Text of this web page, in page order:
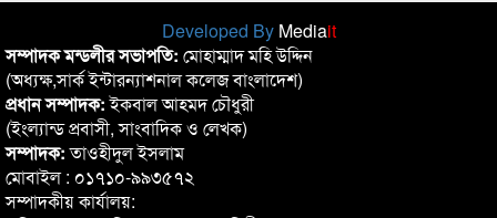
Developed By Mediait
সম্পাদক মন্ডলীর সভাপতি: মোহাম্মাদ মহি উদ্দিন
(অধ্যক্ষ,সার্ক ইন্টারন্যাশনাল কলেজ বাংলাদেশ)
প্রধান সম্পাদক:ইকবাল আহমদ চৌধুরী
(ইংল্যান্ড প্রবাসী, সাংবাদিক ও লেখক)
সম্পাদক:তাওহীদুল ইসলাম
মোবাইল : ০১৭১০-৯৯৩৫৭২
সম্পাদকীয় কার্যালয়: